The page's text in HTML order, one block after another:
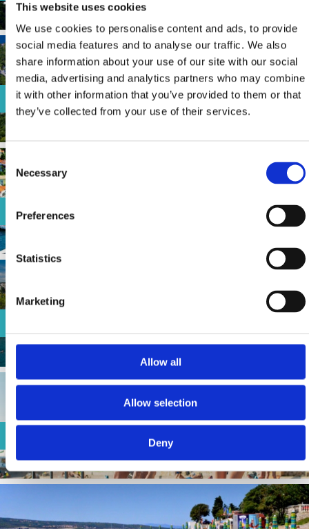
This website uses cookies
We use cookies to personalise content and ads, to provide
social media features and to analyse our traffic. We also
share information about your use of our site with our social
media, advertising and analytics partners who may combine
it with other information that you’ve provided to them or that
they’ve collected from your use of their services.
Consent
Selection
Necessary
Preferences
Statistics
Marketing
Allow all
Allow selection
Deny
KAČJAK
POLAČA